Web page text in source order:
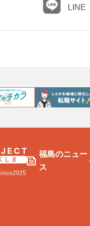
LINE
福島のニュー
ス